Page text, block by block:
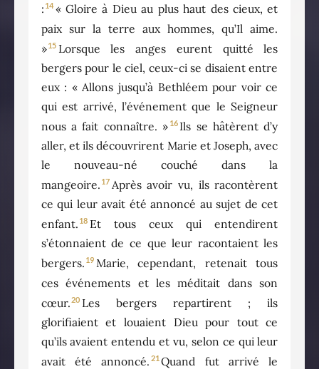
: 14 « Gloire à Dieu au plus haut des cieux, et
paix sur la terre aux hommes, qu’Il aime.
»15 Lorsque les anges eurent quitté les
bergers pour le ciel, ceux-ci se disaient entre
eux : « Allons jusqu’à Bethléem pour voir ce
qui est arrivé, l’événement que le Seigneur
nous a fait connaître. » 16 Ils se hâtèrent d’y
aller, et ils découvrirent Marie et Joseph, avec
le nouveau-né couché dans la
mangeoire. 17 Après avoir vu, ils racontèrent
ce qui leur avait été annoncé au sujet de cet
enfant. 18 Et tous ceux qui entendirent
s’étonnaient de ce que leur racontaient les
bergers. 19 Marie, cependant, retenait tous
ces événements et les méditait dans son
cœur.20 Les bergers repartirent ; ils
glorifiaient et louaient Dieu pour tout ce
qu’ils avaient entendu et vu, selon ce qui leur
avait été annoncé. 21 Quand fut arrivé le